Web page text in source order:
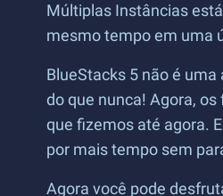
Múltiplas Instâncias
mesmo tempo em uma
BlueStacks 5 não é
do que nunca! Agora,
que fizemos até agora.
por mais tempo sem
Agora você pode